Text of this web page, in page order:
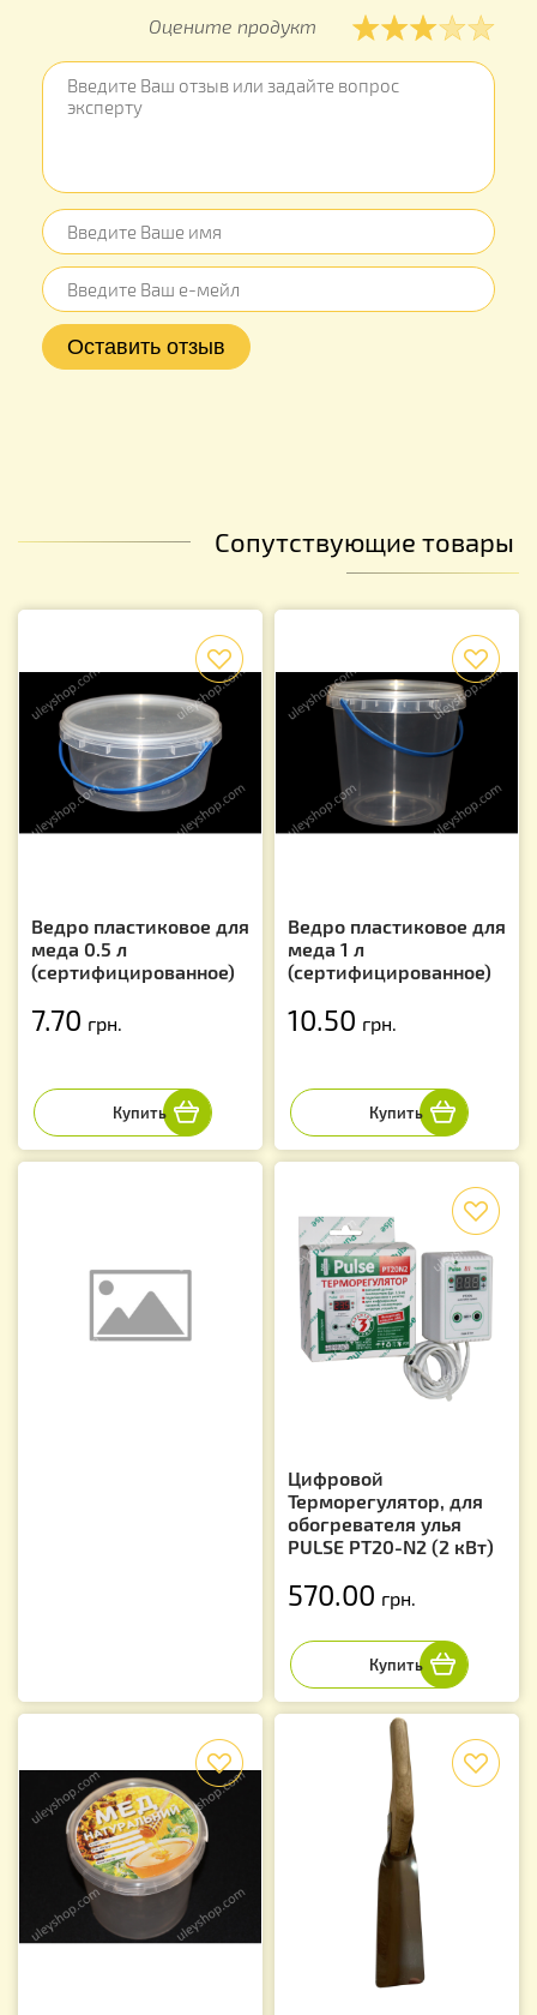
Оцените продукт
Сопутствующие товары
Ведро пластиковое для
меда 0.5 л
(сертифицированное)
7.70 грн.
Ведро пластиковое для
меда 1 л
(сертифицированное)
10.50 грн.
Цифровой
Терморегулятор, для
обогревателя улья
PULSE PT20-N2 (2 кВт)
570.00 грн.